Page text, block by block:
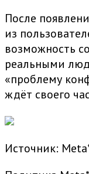
После
из
возможность
реальными
«проблему
ждёт своего
Источник: Meta